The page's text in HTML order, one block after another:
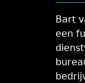
Bart
een